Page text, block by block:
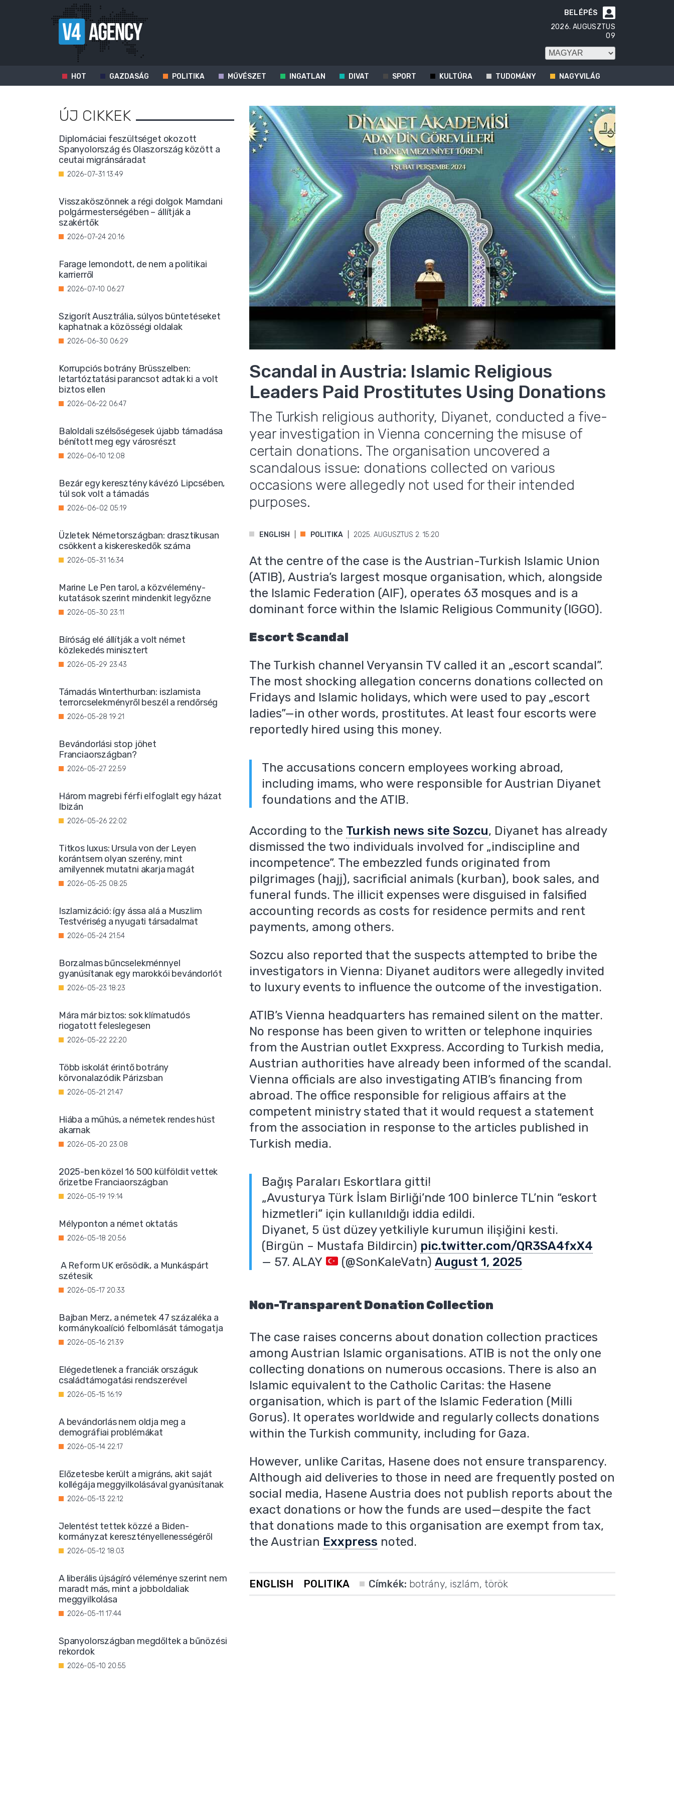

BELÉPÉS
2026. AUGUSZTUS
09
HOT GAZDASÁG POLITIKA MŰVÉSZET INGATLAN DIVAT SPORT KULTÚRA TUDOMÁNY NAGYVILÁG
Scandal in Austria: Islamic Religious
Leaders Paid Prostitutes Using Donations
The Turkish religious authority, Diyanet, conducted a five-
year investigation in Vienna concerning the misuse of
certain donations. The organisation uncovered a
scandalous issue: donations collected on various
occasions were allegedly not used for their intended
purposes.
ENGLISH POLITIKA 2025. AUGUSZTUS 2. 15:20
At the centre of the case is the Austrian-Turkish Islamic Union
(ATIB), Austria’s largest mosque organisation, which, alongside
the Islamic Federation (AIF), operates 63 mosques and is a
dominant force within the Islamic Religious Community (IGGO).
Escort Scandal
The Turkish channel Veryansin TV called it an „escort scandal”.
The most shocking allegation concerns donations collected on
Fridays and Islamic holidays, which were used to pay „escort
ladies”—in other words, prostitutes. At least four escorts were
reportedly hired using this money.
The accusations concern employees working abroad,
including imams, who were responsible for Austrian Diyanet
foundations and the ATIB.
According to the Turkish news site Sozcu, Diyanet has already
dismissed the two individuals involved for „indiscipline and
incompetence”. The embezzled funds originated from
pilgrimages (hajj), sacrificial animals (kurban), book sales, and
funeral funds. The illicit expenses were disguised in falsified
accounting records as costs for residence permits and rent
payments, among others.
Sozcu also reported that the suspects attempted to bribe the
investigators in Vienna: Diyanet auditors were allegedly invited
to luxury events to influence the outcome of the investigation.
ATIB’s Vienna headquarters has remained silent on the matter.
No response has been given to written or telephone inquiries
from the Austrian outlet Exxpress. According to Turkish media,
Austrian authorities have already been informed of the scandal.
Vienna officials are also investigating ATIB’s financing from
abroad. The office responsible for religious affairs at the
competent ministry stated that it would request a statement
from the association in response to the articles published in
Turkish media.
Bağış Paraları Eskortlara gitti!
„Avusturya Türk İslam Birliği’nde 100 binlerce TL’nin “eskort
hizmetleri” için kullanıldığı iddia edildi.
Diyanet, 5 üst düzey yetkiliyle kurumun ilişiğini kesti.
(Birgün – Mustafa Bildircin) pic.twitter.com/QR3SA4fxX4
— 57. ALAY
(@SonKaleVatn)August 1, 2025
Non-Transparent Donation Collection
The case raises concerns about donation collection practices
among Austrian Islamic organisations. ATIB is not the only one
collecting donations on numerous occasions. There is also an
Islamic equivalent to the Catholic Caritas: the Hasene
organisation, which is part of the Islamic Federation (Milli
Gorus). It operates worldwide and regularly collects donations
within the Turkish community, including for Gaza.
However, unlike Caritas, Hasene does not ensure transparency.
Although aid deliveries to those in need are frequently posted on
social media, Hasene Austria does not publish reports about the
exact donations or how the funds are used—despite the fact
that donations made to this organisation are exempt from tax,
the Austrian Exxpress noted.
ENGLISH POLITIKA Címkék: botrány, iszlám,török
ÚJ CIKKEK
Diplomáciai feszültséget okozott
Spanyolország és Olaszország között a
ceutai migránsáradat
2026-07-31 13:49
Visszaköszönnek a régi dolgok Mamdani
polgármesterségében – állítják a
szakértők
2026-07-24 20:16
Farage lemondott, de nem a politikai
karrierről
2026-07-10 06:27
Szigorít Ausztrália, súlyos büntetéseket
kaphatnak a közösségi oldalak
2026-06-30 06:29
Korrupciós botrány Brüsszelben:
letartóztatási parancsot adtak ki a volt
biztos ellen
2026-06-22 06:47
Baloldali szélsőségesek újabb támadása
bénított meg egy városrészt
2026-06-10 12:08
Bezár egy keresztény kávézó Lipcsében,
túl sok volt a támadás
2026-06-02 05:19
Üzletek Németországban: drasztikusan
csökkent a kiskereskedők száma
2026-05-31 16:34
Marine Le Pen tarol, a közvélemény-
kutatások szerint mindenkit legyőzne
2026-05-30 23:11
Bíróság elé állítják a volt német
közlekedés minisztert
2026-05-29 23:43
Támadás Winterthurban: iszlamista
terrorcselekményről beszél a rendőrség
2026-05-28 19:21
Bevándorlási stop jöhet
Franciaországban?
2026-05-27 22:59
Három magrebi férfi elfoglalt egy házat
Ibizán
2026-05-26 22:02
Titkos luxus: Ursula von der Leyen
korántsem olyan szerény, mint
amilyennek mutatni akarja magát
2026-05-25 08:25
Iszlamizáció: így ássa alá a Muszlim
Testvériség a nyugati társadalmat
2026-05-24 21:54
Borzalmas bűncselekménnyel
gyanúsítanak egy marokkói bevándorlót
2026-05-23 18:23
Mára már biztos: sok klímatudós
riogatott feleslegesen
2026-05-22 22:20
Több iskolát érintő botrány
körvonalazódik Párizsban
2026-05-21 21:47
Hiába a műhús, a németek rendes húst
akarnak
2026-05-20 23:08
2025-ben közel 16 500 külföldit vettek
őrizetbe Franciaországban
2026-05-19 19:14
Mélyponton a német oktatás
2026-05-18 20:56
A Reform UK erősödik, a Munkáspárt
szétesik
2026-05-17 20:33
Bajban Merz, a németek 47 százaléka a
kormánykoalíció felbomlását támogatja
2026-05-16 21:39
Elégedetlenek a franciák országuk
családtámogatási rendszerével
2026-05-15 16:19
A bevándorlás nem oldja meg a
demográfiai problémákat
2026-05-14 22:17
Előzetesbe került a migráns, akit saját
kollégája meggyilkolásával gyanúsítanak
2026-05-13 22:12
Jelentést tettek közzé a Biden-
kormányzat keresztényellenességéről
2026-05-12 18:03
A liberális újságíró véleménye szerint nem
maradt más, mint a jobboldaliak
meggyilkolása
2026-05-11 17:44
Spanyolországban megdőltek a bűnözési
rekordok
2026-05-10 20:55